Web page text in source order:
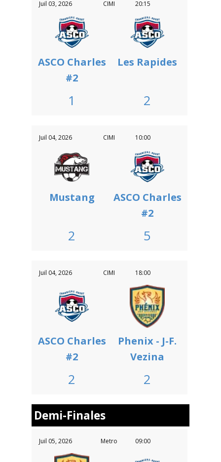
Juil 03, 2026 CIMI 20:15
ASCO Charles
#2
Les Rapides
1 2
Juil 04, 2026 CIMI 10:00
Mustang
ASCO Charles
#2
2 5
Juil 04, 2026 CIMI 18:00
ASCO Charles
#2
Phenix - J-F.
Vezina
2 2
Demi-Finales
Juil 05, 2026 Metro 09:00